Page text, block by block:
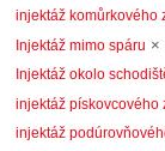
injektáž komůrkového
Injektáž mimo spáru ×
Injektáž okolo
injektáž pískovcového
injektáž